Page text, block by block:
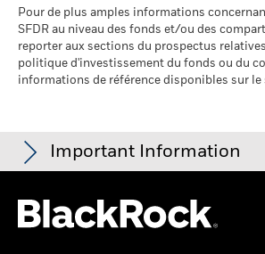
utilisée dans le calcul des performances
charbon thermique ou des sables
par MSCI ESG Research. L’exposition
génèrent des revenus à partir du charbon
sables bitumineux (à un seuil de revenus
définie par MSCI ESG Research, se
Les indicateurs de participation aux
calculés par BlackRock à l’aide des
société aux différents secteurs d'activité.
sur ces données pour fournir une vue
Pour de plus amples informations
SFDR au niveau des fonds et/ou des
reporter aux sections du prospectus
politique d'investissement du fonds ou du
informations de référence disponibles sur le
Important Information
Pour les fonds dont l'objectif de placement
ESG, certaines mesures commerciales ou